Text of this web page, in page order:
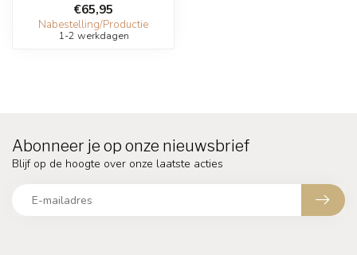
€65,95
Nabestelling/Productie
1-2 werkdagen
Abonneer je op onze nieuwsbrief
Blijf op de hoogte over onze laatste acties